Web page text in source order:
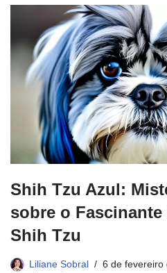
Shih Tzu Azul:
sobre o
Shih Tzu
Liliane Sobral 6 de fevereiro